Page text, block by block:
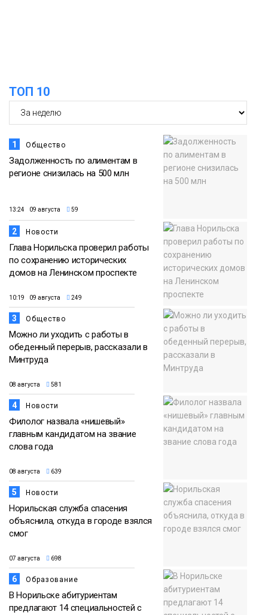
Спорт
ТОП 10
1 Общество
Задолженность по алиментам в
регионе снизилась на 500 млн
13:24 09 августа 59
2 Новости
Глава Норильска проверил работы
по сохранению исторических
домов на Ленинском проспекте
10:19 09 августа 249
3 Общество
Можно ли уходить с работы в
обеденный перерыв, рассказали в
Минтруда
08 августа 581
4 Новости
Филолог назвала «нишевый»
главным кандидатом на звание
слова года
08 августа 639
5 Новости
Норильская служба спасения
объяснила, откуда в городе взялся
смог
07 августа 698
6 Образование
В Норильске абитуриентам
предлагают 14 специальностей с